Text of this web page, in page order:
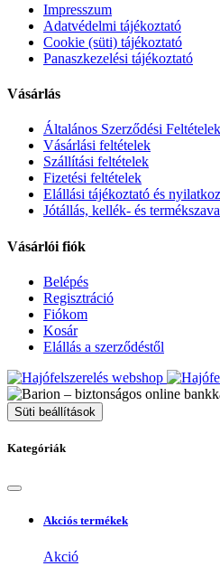
Impresszum
Adatvédelmi tájékoztató
Cookie (süti) tájékoztató
Panaszkezelési tájékoztató
Vásárlás
Általános Szerződési Feltételek
Vásárlási feltételek
Szállítási feltételek
Fizetési feltételek
Elállási tájékoztató és
Jótállás, kellék- és
Vásárlói fiók
Belépés
Regisztráció
Fiókom
Kosár
Elállás a szerződéstől
Süti beállítások
Kategóriák
Akciós termékek
Akció